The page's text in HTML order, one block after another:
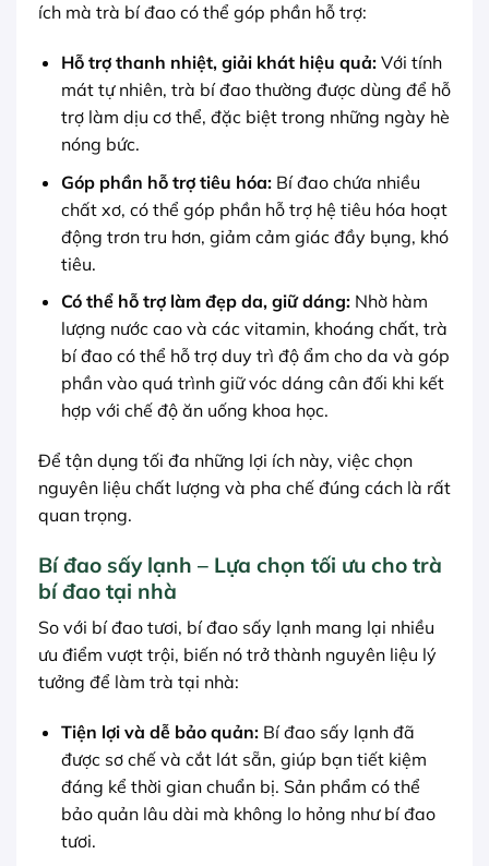
ích mà trà bí đao có thể góp phần hỗ trợ:
Hỗ trợ thanh nhiệt, giải khát hiệu quả:Với tính
mát tự nhiên, trà bí đao thường được dùng để hỗ
trợ làm dịu cơ thể, đặc biệt trong những ngày hè
nóng bức.
Góp phần hỗ trợ tiêu hóa:Bí đao chứa nhiều
chất xơ, có thể góp phần hỗ trợ hệ tiêu hóa hoạt
động trơn tru hơn, giảm cảm giác đầy bụng, khó
tiêu.
Có thể hỗ trợ làm đẹp da, giữ dáng:Nhờ hàm
lượng nước cao và các vitamin, khoáng chất, trà
bí đao có thể hỗ trợ duy trì độ ẩm cho da và góp
phần vào quá trình giữ vóc dáng cân đối khi kết
hợp với chế độ ăn uống khoa học.
Để tận dụng tối đa những lợi ích này, việc chọn
nguyên liệu chất lượng và pha chế đúng cách là rất
quan trọng.
Bí đao sấy lạnh – Lựa chọn tối ưu cho trà
bí đao tại nhà
So với bí đao tươi, bí đao sấy lạnh mang lại nhiều
ưu điểm vượt trội, biến nó trở thành nguyên liệu lý
tưởng để làm trà tại nhà:
Tiện lợi và dễ bảo quản:Bí đao sấy lạnh đã
được sơ chế và cắt lát sẵn, giúp bạn tiết kiệm
đáng kể thời gian chuẩn bị. Sản phẩm có thể
bảo quản lâu dài mà không lo hỏng như bí đao
tươi.